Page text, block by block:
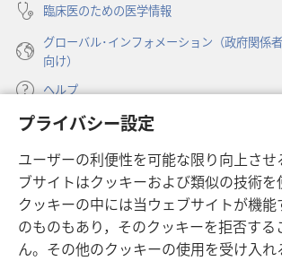
プライバシー設定
ユーザーの利便性を可能な限り向上させ
ブサイトはクッキーおよび類似の技術を
クッキーの中には当ウェブサイトが機
のものもあり，そのクッキーを拒否する
ん。その他のクッキーの使用を受け入
臨床医のための医学情報
グローバル･インフォメーション（政府関係
向け）
ヘルプ
寄付
し
い
タ
ブ
で
開
ものみの塔 オンライン・ライブラリー
（新
し
い
タ
JW Hub ®
（新
し